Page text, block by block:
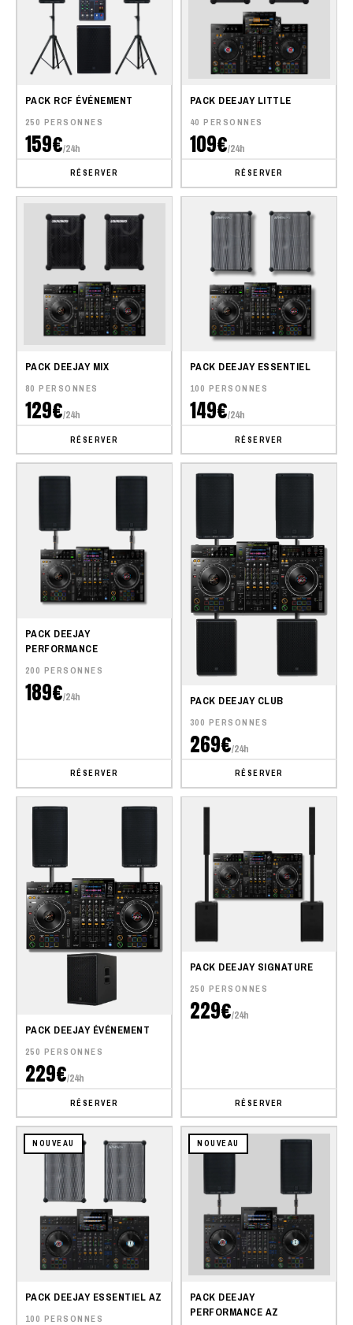
PACK RCF ÉVÉNEMENT
250 PERSONNES
159€/24h
RÉSERVER
PACK DEEJAY LITTLE
40 PERSONNES
109€/24h
RÉSERVER
PACK DEEJAY MIX
80 PERSONNES
129€/24h
RÉSERVER
PACK DEEJAY ESSENTIEL
100 PERSONNES
149€/24h
RÉSERVER
PACK DEEJAY
PERFORMANCE
200 PERSONNES
189€/24h
RÉSERVER
PACK DEEJAY CLUB
300 PERSONNES
269€/24h
RÉSERVER
PACK DEEJAY ÉVÉNEMENT
250 PERSONNES
229€/24h
RÉSERVER
PACK DEEJAY SIGNATURE
250 PERSONNES
229€/24h
RÉSERVER
NOUVEAU
PACK DEEJAY ESSENTIEL AZ
100 PERSONNES
NOUVEAU
PACK DEEJAY
PERFORMANCE AZ